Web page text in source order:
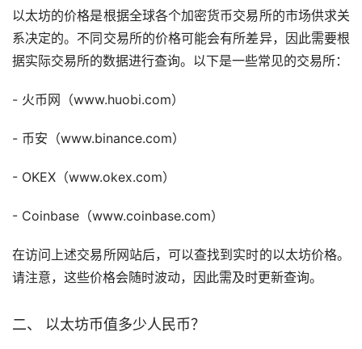
以太坊的价格是根据全球各个加密货币交易所的市场供求关
系决定的。不同交易所的价格可能会有所差异，因此需要根
据实际交易所的数据进行查询。以下是一些常见的交易所：
- 火币网（www.huobi.com）
- 币安 （www.binance.com）
- OKEX（www.okex.com）
- Coinbase（www.coinbase.com）
在访问上述交易所网站后，可以查找到实时的以太坊价格。
请注意，这些价格会随时波动，因此需及时更新查询。
二、 以太坊币值多少人民币？